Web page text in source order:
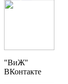
"ВиЖ"
ВКонтакте